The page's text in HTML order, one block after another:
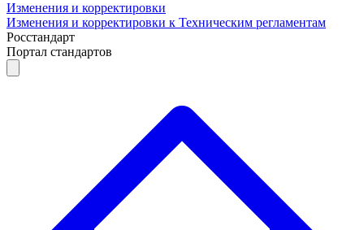
Изменения и корректировки
Изменения и корректировки к Техническим регламентам
Росстандарт
Портал стандартов